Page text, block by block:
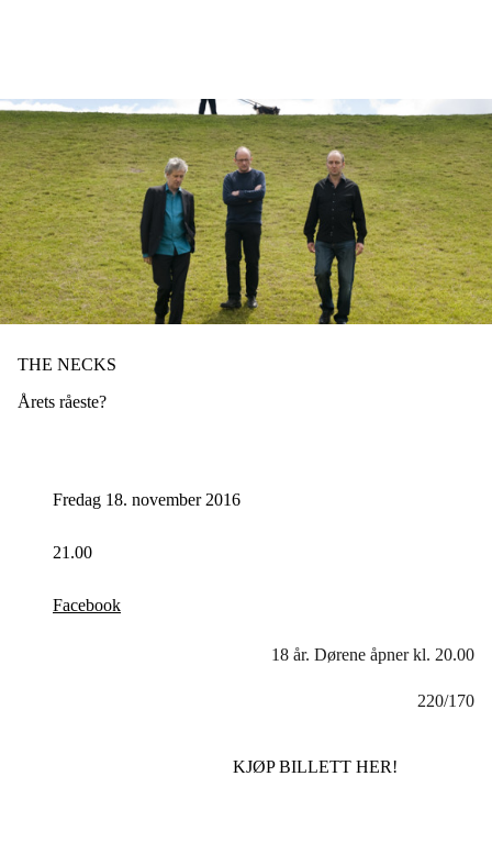
THE NECKS
Årets råeste?
Fredag 18. november 2016
21.00
Facebook
18 år. Dørene åpner kl. 20.00
220/170
KJØP BILLETT HER!